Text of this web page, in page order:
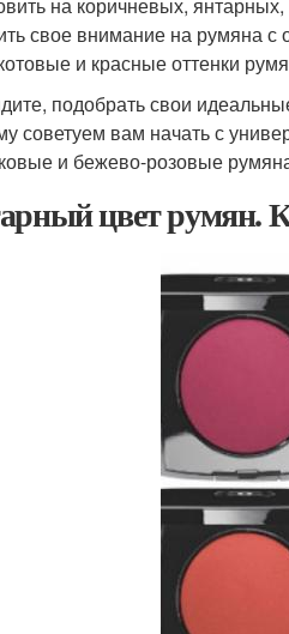
свое внимание на румяна
и красные оттенки
подобрать свои
советуем вам начать с
и бежево-розовые
цвет румян.